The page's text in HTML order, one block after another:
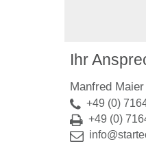
Ihr
Manfred Maier
+49 (0)
+49 (0)